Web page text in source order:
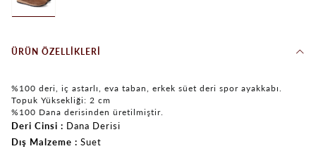
ÜRÜN ÖZELLIKLERI
%100 deri, iç astarlı, eva taban, erkek süet deri spor ayakkabı.
Topuk Yüksekliği: 2 cm
%100 Dana derisinden üretilmiştir.
Deri Cinsi
Dana Derisi
Dış Malzeme
Suet